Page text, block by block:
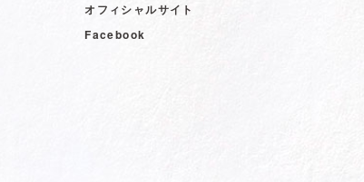
オフィシャルサイト
Facebook